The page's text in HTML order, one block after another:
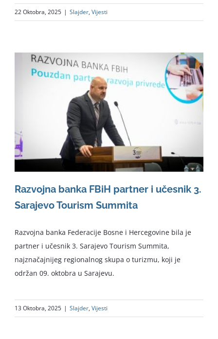
22 Oktobra, 2025 | Slajder, Vijesti
Razvojna banka FBiH partner i učesnik 3.
Sarajevo Tourism Summita
Razvojna banka Federacije Bosne i Hercegovine bila je
partner i učesnik 3. Sarajevo Tourism Summita,
najznačajnijeg regionalnog skupa o turizmu, koji je
održan 09. oktobra u Sarajevu.
13 Oktobra, 2025 | Slajder, Vijesti